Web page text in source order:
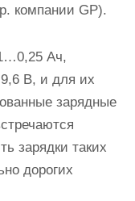
компании GP).
Ач,
В, и для их
зарядные
зарядки таких
дорогих